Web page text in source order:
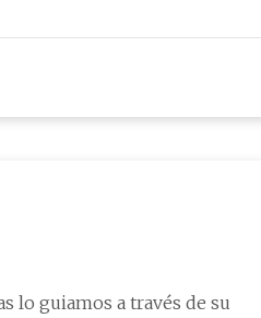
lo guiamos a través de su